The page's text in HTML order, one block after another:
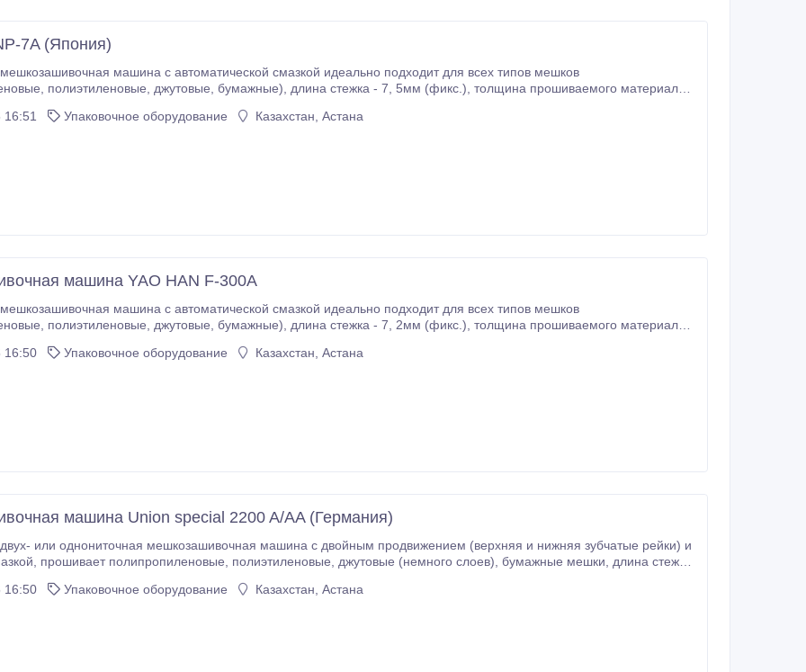
7A (Япония)
машина с автоматической смазкой идеально подходит для всех типов мешков
толщина прошиваемого материала -
(мешки шириной 50 см) - 100-130 мешков в час (в 8-ч.
16:51 Упаковочное оборудование Казахстан, Астана
машина YAO HAN F-300A
машина с автоматической смазкой идеально подходит для всех типов мешков
толщина прошиваемого материала -
(мешки шириной 50 см) - 300-350 мешков в час (в 8-ч.
16:50 Упаковочное оборудование Казахстан, Астана
машина Union special 2200 A/AA (Германия)
или однониточная мешкозашивочная машина с двойным продвижением (верхняя и нижняя зубчатые рейки) и
бумажные мешки, длина стежка
9854G200/080, рекомендуемая производительность (мешки шириной 50 см) - 90-100 мешков в час (в 8-ч.
16:50 Упаковочное оборудование Казахстан, Астана